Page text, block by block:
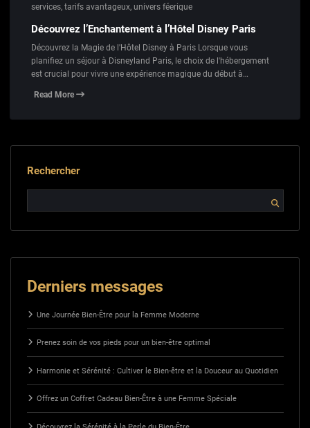
services, tarifs avantageux, univers féerique
Découvrez l’Enchantement à l’Hôtel Disney Paris
Découvrez la Magie de l'Hôtel Disney à Paris Lorsque vous
planifiez un séjour à Disneyland Paris, le choix de l'hébergement
est crucial pour vivre une expérience magique du début à…
Read More
Rechercher
Derniers messages
Une Journée Bien-Être pour la Femme Moderne
Prenez soin de vos pieds pour un bien-être optimal
Harmonie et Sérénité : Cultiver le Bien-être et la Douceur au Quotidien
Offrez un Coffret Cadeau Bien-Être à une Femme Spéciale